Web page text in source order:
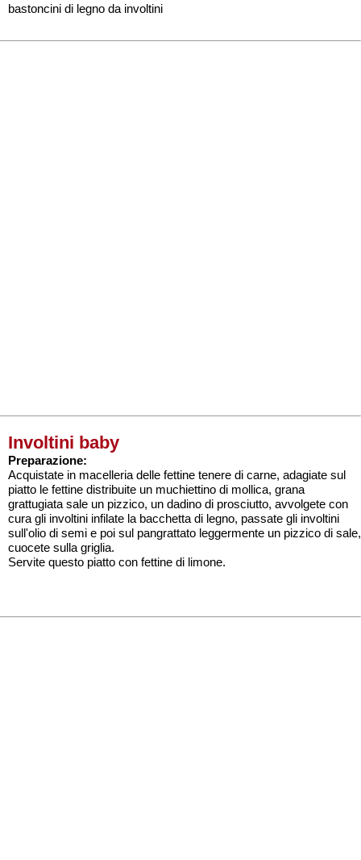
bastoncini di legno da involtini
Involtini baby
Preparazione:
Acquistate in macelleria delle fettine tenere di carne, adagiate sul
piatto le fettine distribuite un muchiettino di mollica, grana
grattugiata sale un pizzico, un dadino di prosciutto, avvolgete con
cura gli involtini infilate la bacchetta di legno, passate gli involtini
sull'olio di semi e poi sul pangrattato leggermente un pizzico di sale,
cuocete sulla griglia.
Servite questo piatto con fettine di limone.